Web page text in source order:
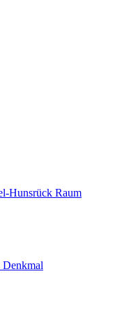
Hunsrück Raum
Denkmal